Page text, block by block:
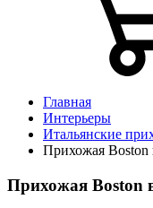
Главная
Интерьеры
Итальянские
Прихожая Boston
Прихожая Boston